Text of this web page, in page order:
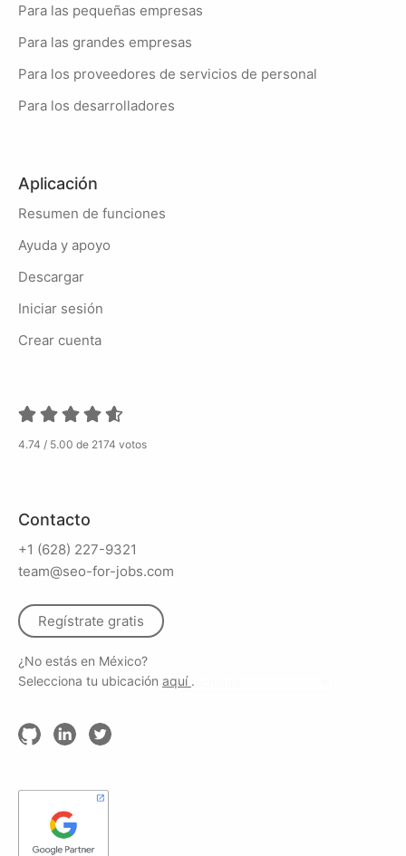
Para las pequeñas empresas
Para las grandes empresas
Para los proveedores de servicios de personal
Para los desarrolladores
Aplicación
Resumen de funciones
Ayuda y apoyo
Descargar
Iniciar sesión
Crear cuenta
4.74 / 5.00 de 2174 votos
Contacto
+1 (628) 227-9321
team@seo-for-jobs.com
Regístrate gratis
¿No estás en México?
Selecciona tu ubicación aquí .